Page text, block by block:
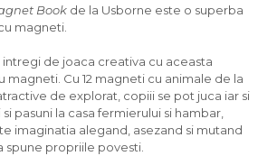
Book de la Usborne este o superba
magneti.
de joaca creativa cu aceasta
magneti. Cu 12 magneti cu animale de la
de explorat, copiii se pot juca iar si
pasuni la casa fermierului si hambar,
imaginatia alegand, asezand si mutand
spune propriile povesti.